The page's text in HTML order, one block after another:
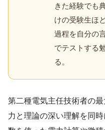
きた経験でも
けの受験生ほ
過程を自分の
でテストする
る。
第二種電気主任技術者の
力と理論の深い理解を同